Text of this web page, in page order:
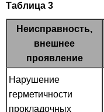
Таблица 3
Неисправность,
внешнее
проявление
Нарушение
герметичности
прокладочных